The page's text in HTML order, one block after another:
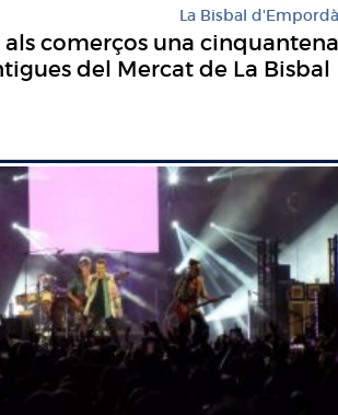
La Bisbal d'Empordà
als comerços una cinquantena
del Mercat de La Bisbal